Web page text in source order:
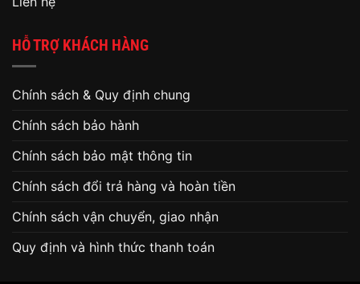
HỖ TRỢ KHÁCH HÀNG
Chính sách & Quy định chung
Chính sách bảo hành
Chính sách bảo mật thông tin
Chính sách đổi trả hàng và hoàn tiền
Chính sách vận chuyển, giao nhận
Quy định và hình thức thanh toán